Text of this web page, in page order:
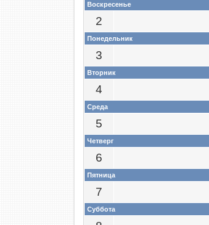
Воскресенье
2
Понедельник
3
Вторник
4
Среда
5
Четверг
6
Пятница
7
Суббота